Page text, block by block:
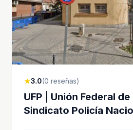
star3.0(0 reseñas)
UFP | Unión Federal
Sindicato Policía